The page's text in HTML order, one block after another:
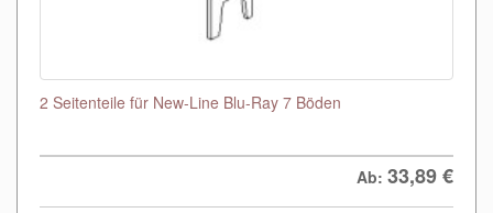
2 Seitenteile für New-Line Blu-Ray 7 Böden
Ab: 33,89€